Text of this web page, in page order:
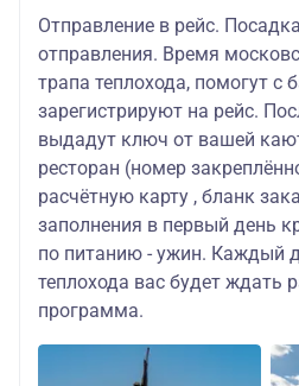
Отправление в рейс.
отправления. Время
трапа теплохода, помогут с
зарегистрируют на рейс.
выдадут ключ от вашей
ресторан (номер
расчётную карту , бланк
заполнения в первый день
по питанию - ужин. Каждый
теплохода вас будет ждать
программа.